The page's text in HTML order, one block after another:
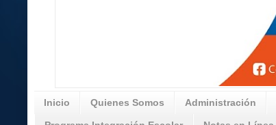
Inicio Quienes Somos Administración